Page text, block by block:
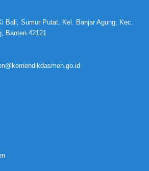
Bali, Sumur Putat, Kel. Banjar Agung, Kec.
Banten 42121